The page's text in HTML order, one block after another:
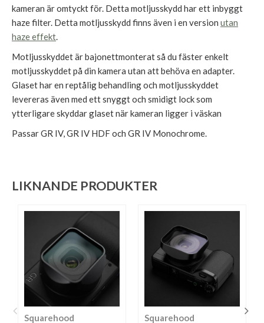
kameran är omtyckt för. Detta motljusskydd har ett inbyggt
haze filter. Detta motljusskydd finns även i en version utan
haze effekt.
Motljusskyddet är bajonettmonterat så du fäster enkelt
motljusskyddet på din kamera utan att behöva en adapter.
Glaset har en reptålig behandling och motljusskyddet
levereras även med ett snyggt och smidigt lock som
ytterligare skyddar glaset när kameran ligger i väskan
Passar GR IV, GR IV HDF och GR IV Monochrome.
LIKNANDE PRODUKTER
Squarehood Squarehood